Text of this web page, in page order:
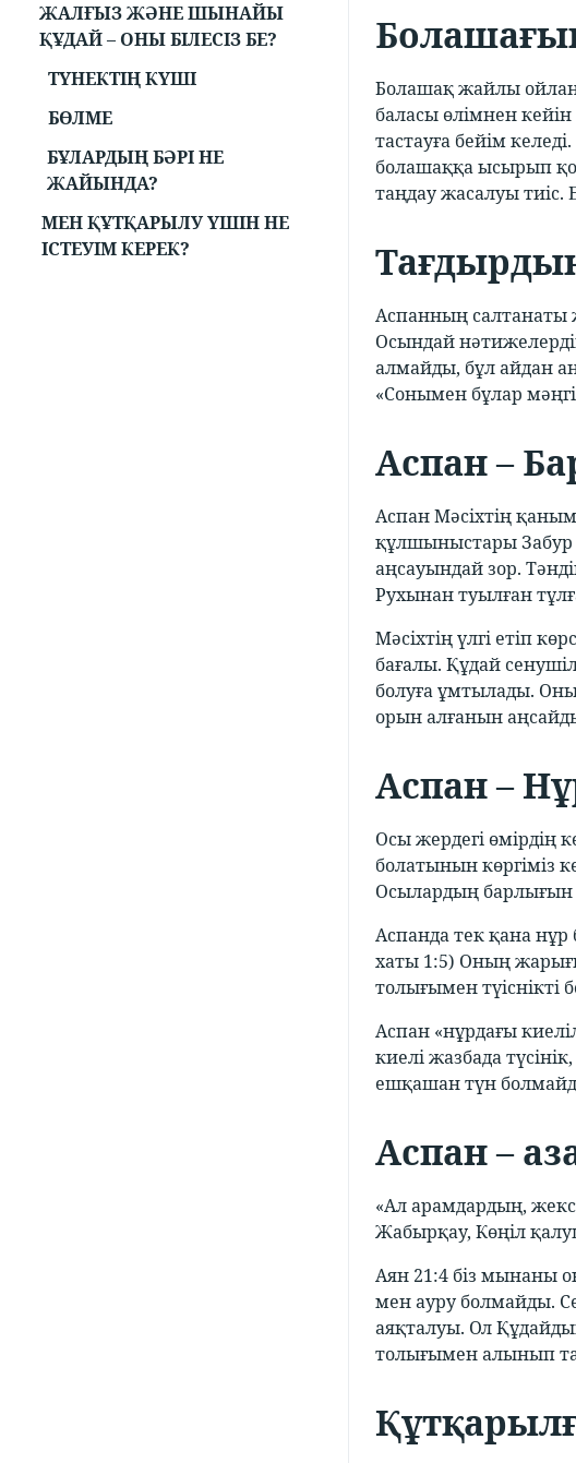
ЖАЛҒЫЗ ЖӘНЕ ШЫНАЙЫ
ҚҰДАЙ – ОНЫ БІЛЕСІЗ БЕ?
ТҮНЕКТІҢ КҮШІ
БӨЛМЕ
БҰЛАРДЫҢ БӘРІ НЕ
ЖАЙЫНДА?
МЕН ҚҰТҚАРЫЛУ ҮШІН НЕ
ІСТЕУІМ КЕРЕК?
Болашақ жайлы
баласы өлімнен
тастауға бейім
болашаққа ысырып
таңдау жасалуы тиіс.
Аспанның салтанаты
Осындай
алмайды, бұл айдан
«Сонымен бұлар
Аспан –
Аспан Мәсіхтің
құлшыныстары Забур
аңсауындай зор.
Рухынан туылған
Мәсіхтің үлгі етіп
бағалы. Құдай
болуға ұмтылады.
орын алғанын
Аспан –
Осы жердегі өмірдің
болатынын көргіміз
Осылардың барлығын
Аспанда тек қана
хаты 1:5) Оның
толығымен
Аспан «нұрдағы
киелі жазбада
ешқашан түн
Аспан –
«Ал арамдардың,
Жабырқау, Көңіл
Аян 21:4 біз мынаны
мен ауру болмайды.
аяқталуы. Ол
толығымен алынып